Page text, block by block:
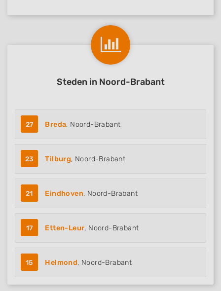
Steden in Noord-Brabant
27 Breda, Noord-Brabant
23 Tilburg, Noord-Brabant
21 Eindhoven, Noord-Brabant
17 Etten-Leur, Noord-Brabant
15 Helmond, Noord-Brabant